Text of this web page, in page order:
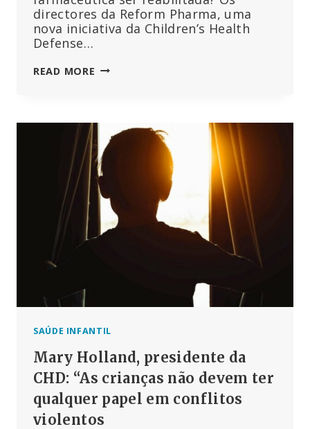
directores da Reform Pharma, uma
nova iniciativa da Children’s Health
Defense…
READ MORE CHD
“REFORM
PHARMA”
PARA
ACABAR
COM
A
INFLUÊNCIA
SAÚDE INFANTIL
Mary Holland, presidente da
CHD: “As crianças não devem ter
qualquer papel em conflitos
violentos